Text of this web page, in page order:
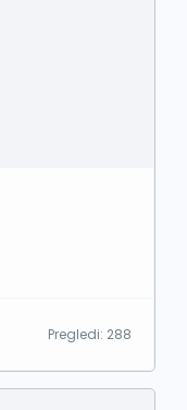
Pregledi: 288